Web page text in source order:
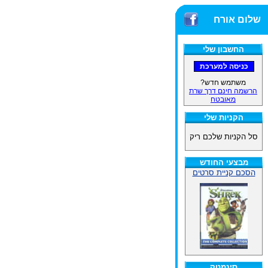
שלום אורח
החשבון שלי
משתמש חדש?
הרשמה חינם דרך שרת
מאובטח
הקניות שלי
סל הקניות שלכם ריק
מבצעי החודש
הסכם קניית סרטים